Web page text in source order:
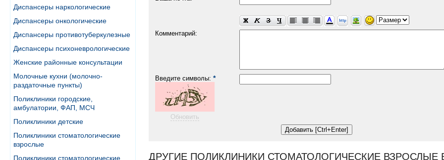
Диспансеры наркологические
Диспансеры онкологические
Диспансеры противотуберкулезные
Диспансеры психоневрологические
Женские районные консультации
Молочные кухни (молочно-
раздаточные пункты)
Поликлиники городские,
амбулатории, ФАП, МСЧ
Поликлиники детские
Поликлиники стоматологические
взрослые
Поликлиники стоматологические
Комментарий:
Введите символы: *
Обновить
ДРУГИЕ ПОЛИКЛИНИКИ СТОМАТОЛОГИЧЕСКИЕ ВЗРОСЛЫЕ